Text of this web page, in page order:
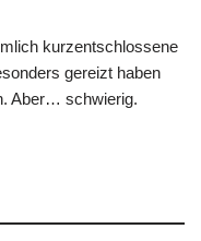
kurzentschlossene
gereizt haben
Aber… schwierig.